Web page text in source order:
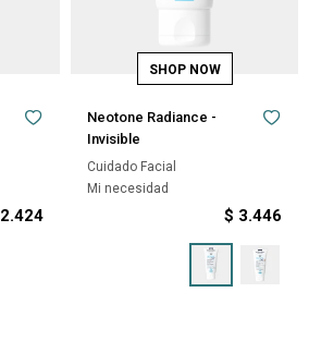
2.424
Neotone Radiance -
Invisible
Cuidado Facial
Mi necesidad
$ 3.446